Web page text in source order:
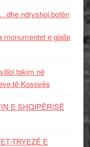
dhe ndryshoi botën
monumentet e gjalla
takim në
të Kosovës
E SHQIPËRISË
TRYEZË E